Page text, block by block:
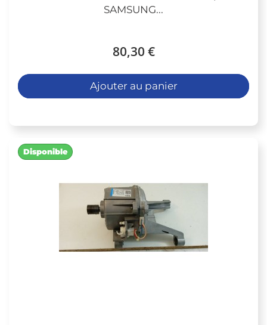
SAMSUNG...
80,30 €
Ajouter au panier
Disponible